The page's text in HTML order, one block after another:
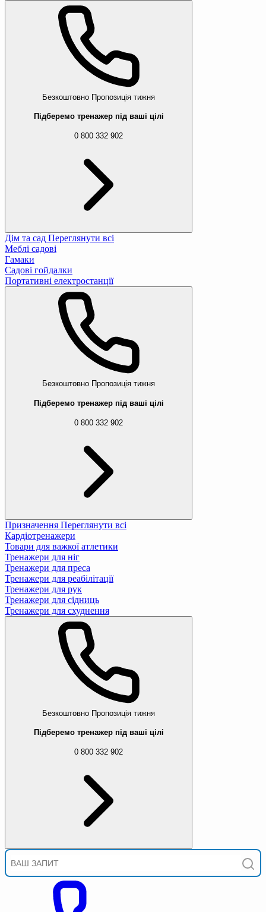
Безкоштовно Пропозиція тижня
Підберемо тренажер під ваші цілі
0 800 332 902
Дім та сад Переглянути всі
Меблі садові
Гамаки
Садові гойдалки
Портативні електростанції
Безкоштовно Пропозиція тижня
Підберемо тренажер під ваші цілі
0 800 332 902
Призначення Переглянути всі
Кардіотренажери
Товари для важкої атлетики
Тренажери для ніг
Тренажери для преса
Тренажери для реабілітації
Тренажери для рук
Тренажери для сідниць
Тренажери для схуднення
Безкоштовно Пропозиція тижня
Підберемо тренажер під ваші цілі
0 800 332 902